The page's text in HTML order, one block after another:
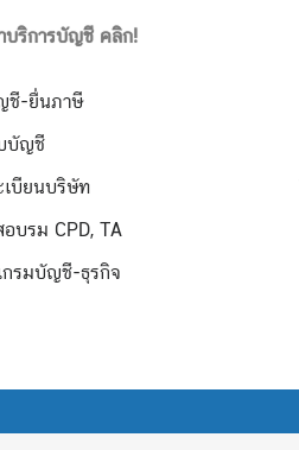
บริการบัญชี คลิก!
ชี-ยื่นภาษี
บัญชี
เบียนบริษัท
บรม CPD, TA
กรมบัญชี-ธุรกิจ